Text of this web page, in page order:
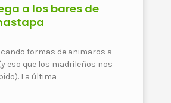
a los bares de
formas de animaros a
eso que los madrileños nos
La última